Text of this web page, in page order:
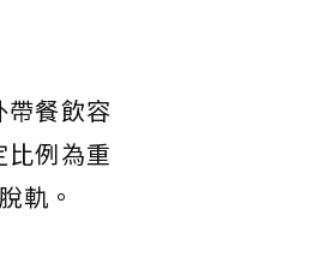
帶餐飲容
例為重
軌。